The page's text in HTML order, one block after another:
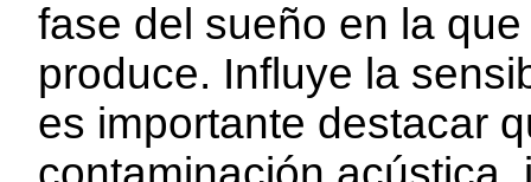
fase del sueño en la
produce. Influye la
es importante destacar